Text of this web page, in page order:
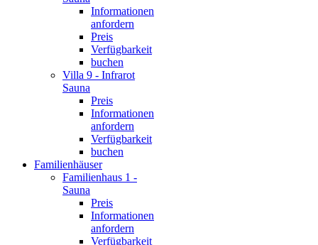
Informationen
anfordern
Preis
Verfügbarkeit
buchen
Villa 9 - Infrarot
Sauna
Preis
Informationen
anfordern
Verfügbarkeit
buchen
Familienhäuser
Familienhaus 1 -
Sauna
Preis
Informationen
anfordern
Verfügbarkeit